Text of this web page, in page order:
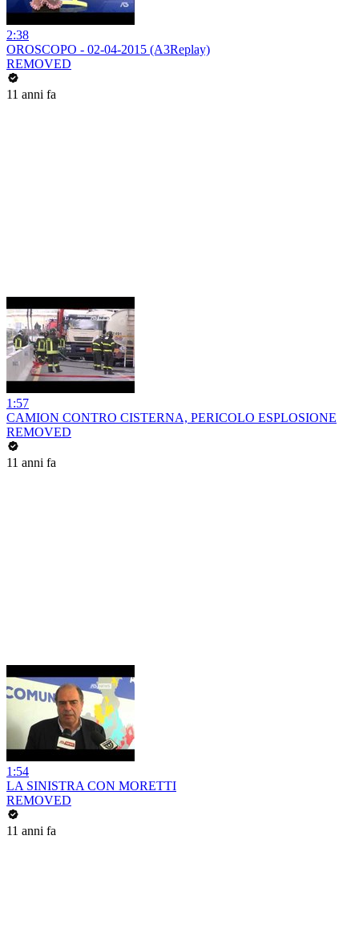
2:38
OROSCOPO - 02-04-2015 (A3Replay)
REMOVED
11 anni fa
1:57
CAMION CONTRO CISTERNA, PERICOLO ESPLOSIONE
REMOVED
11 anni fa
1:54
LA SINISTRA CON MORETTI
REMOVED
11 anni fa